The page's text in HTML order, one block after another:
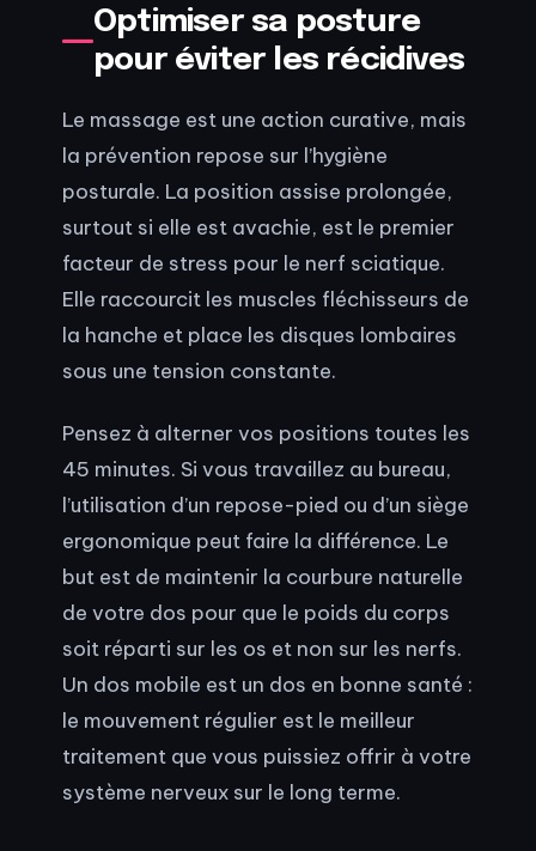
Optimiser sa posture
pour éviter les récidives
Le massage est une action curative, mais
la prévention repose sur l’hygiène
posturale. La position assise prolongée,
surtout si elle est avachie, est le premier
facteur de stress pour le nerf sciatique.
Elle raccourcit les muscles fléchisseurs de
la hanche et place les disques lombaires
sous une tension constante.
Pensez à alterner vos positions toutes les
45 minutes. Si vous travaillez au bureau,
l’utilisation d’un repose-pied ou d’un siège
ergonomique peut faire la différence. Le
but est de maintenir la courbure naturelle
de votre dos pour que le poids du corps
soit réparti sur les os et non sur les nerfs.
Un dos mobile est un dos en bonne santé :
le mouvement régulier est le meilleur
traitement que vous puissiez offrir à votre
système nerveux sur le long terme.